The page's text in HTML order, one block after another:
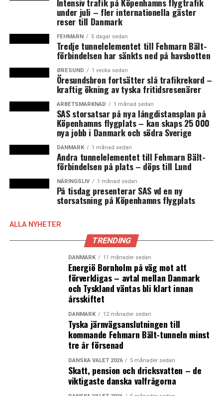
Flera fördelar med att förlänga eventuellt S-tågssystem
på Kystbanen till Helsingborg enligt DSB
Ny PR- och kommunikationschef på Öresundsbron
under juli – fler internationella gäster
reser till Danmark
FEHMARN 5 dagar sedan
Tredje tunnelelementet till Fehmarn Bält-
förbindelsen har sänkts ned på havsbotten
ØRESUND 1 vecka sedan
Öresundsbron fortsätter slå trafikrekord –
kraftig ökning av tyska fritidsresenärer
ARBETSMARKNAD 1 månad sedan
SAS storsatsar på nya långdistansplan på
Köpenhamns flygplats – kan skaps 25 000
nya jobb i Danmark och södra Sverige
DANMARK 1 månad sedan
Andra tunnelelementet till Fehmarn Bält-
förbindelsen på plats – döps till Lund
NÄRINGSLIV 1 månad sedan
På tisdag presenterar SAS vd en ny
storsatsning på Köpenhamns flygplats
ALLA NYHETER
TRENDING
DANMARK 11 månader sedan
Energiö Bornholm på väg mot att
förverkligas – avtal mellan Danmark
och Tyskland väntas bli klart innan
årsskiftet
DANMARK 12 månader sedan
Tyska järnvägsanslutningen till
kommande Fehmarn Bält-tunneln minst
tre år försenad
DANSKA VALET 2026 5 månader sedan
Skatt, pension och dricksvatten – de
viktigaste danska valfrågorna